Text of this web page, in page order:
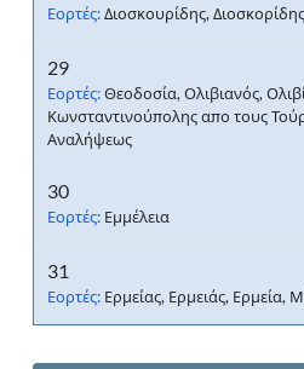
Εορτές:Διοσκουρίδης,
29
Εορτές:Θεοδοσία, Ολιβιανός,
Κωνσταντινούπολης απο τους
Αναλήψεως
30
Εορτές: Εμμέλεια
31
Εορτές: Ερμείας, Ερμειάς, Ερμεία,